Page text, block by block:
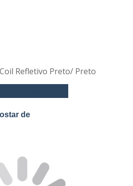
Refletivo Preto/ Preto
de